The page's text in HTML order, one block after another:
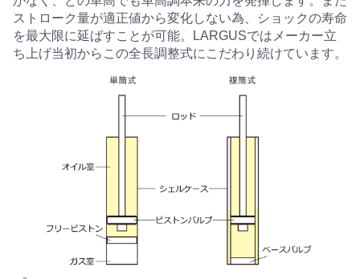
ストローク量が適正値から変化しない為、ショックの寿命
を最大限に延ばすことが可能。LARGUSではメーカー立
ち上げ当初からこの全長調整式にこだわり続けています。